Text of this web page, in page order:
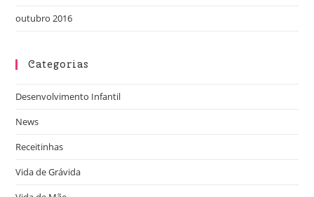
outubro 2016
Categorias
Desenvolvimento Infantil
News
Receitinhas
Vida de Grávida